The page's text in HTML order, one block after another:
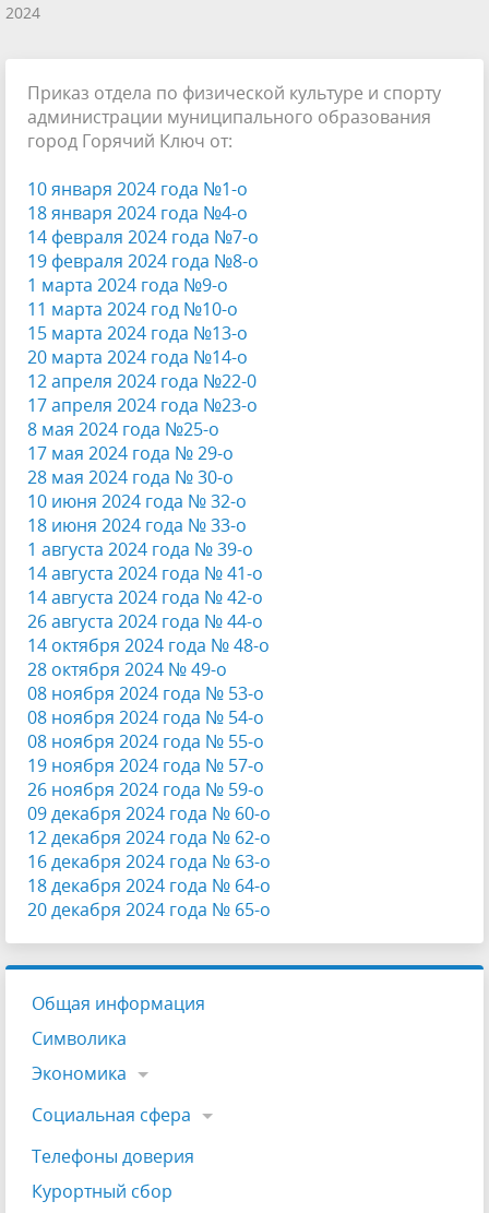
2024
Приказ отдела по физической культуре и спорту
администрации муниципального образования
город Горячий Ключ от:
10 января 2024 года №1-о
18 января 2024 года №4-о
14 февраля 2024 года №7-о
19 февраля 2024 года №8-о
1 марта 2024 года №9-о
11 марта 2024 год №10-о
15 марта 2024 года №13-о
20 марта 2024 года №14-о
12 апреля 2024 года №22-0
17 апреля 2024 года №23-о
8 мая 2024 года №25-о
17 мая 2024 года № 29-о
28 мая 2024 года № 30-о
10 июня 2024 года № 32-о
18 июня 2024 года № 33-о
1 августа 2024 года № 39-о
14 августа 2024 года № 41-о
14 августа 2024 года № 42-о
26 августа 2024 года № 44-о
14 октября 2024 года № 48-о
28 октября 2024 № 49-о
08 ноября 2024 года № 53-о
08 ноября 2024 года № 54-о
08 ноября 2024 года № 55-о
19 ноября 2024 года № 57-о
26 ноября 2024 года № 59-о
09 декабря 2024 года № 60-о
12 декабря 2024 года № 62-о
16 декабря 2024 года № 63-о
18 декабря 2024 года № 64-о
20 декабря 2024 года № 65-о
Общая информация
Символика
Экономика
Социальная сфера
Телефоны доверия
Курортный сбор